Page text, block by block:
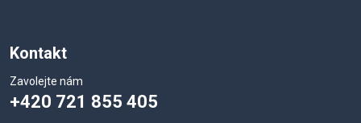
Kontakt
Zavolejte nám
+420 721 855 405